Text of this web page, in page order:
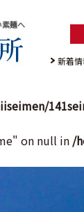
麺へ
新着
on null in /